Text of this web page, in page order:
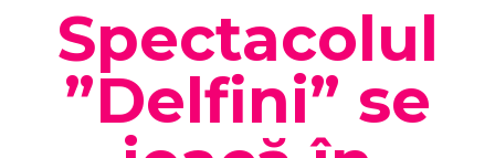
Spectacolul
”Delfini” se